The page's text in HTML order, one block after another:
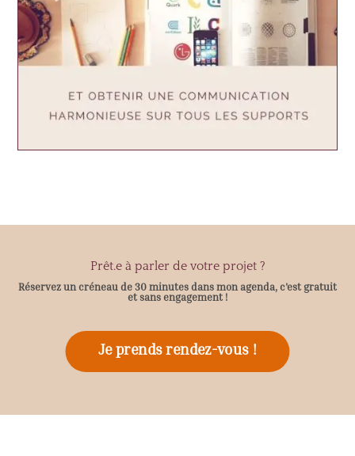
Prêt.e à parler de votre projet ?
Réservez un créneau de 30 minutes dans mon agenda, c'est gratuit
et sans engagement !
Je prends rendez-vous !